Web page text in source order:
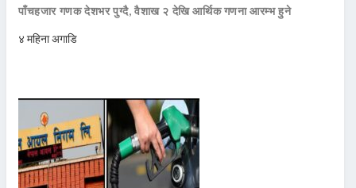
पाँचहजार गणक देशभर पुग्दै, वैशाख २ देखि आर्थिक गणना आरम्भ हुने
४ महिना अगाडि